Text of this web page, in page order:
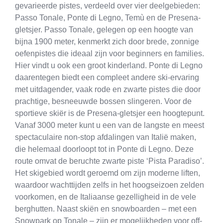
gevarieerde pistes, verdeeld over vier deelgebieden:
Passo Tonale, Ponte di Legno, Temù en de Presena-
gletsjer. Passo Tonale, gelegen op een hoogte van
bijna 1900 meter, kenmerkt zich door brede, zonnige
oefenpistes die ideaal zijn voor beginners en families.
Hier vindt u ook een groot kinderland. Ponte di Legno
daarentegen biedt een compleet andere ski-ervaring
met uitdagender, vaak rode en zwarte pistes die door
prachtige, besneeuwde bossen slingeren. Voor de
sportieve skiër is de Presena-gletsjer een hoogtepunt.
Vanaf 3000 meter kunt u een van de langste en meest
spectaculaire non-stop afdalingen van Italië maken,
die helemaal doorloopt tot in Ponte di Legno. Deze
route omvat de beruchte zwarte piste ‘Pista Paradiso’.
Het skigebied wordt geroemd om zijn moderne liften,
waardoor wachttijden zelfs in het hoogseizoen zelden
voorkomen, en de Italiaanse gezelligheid in de vele
berghutten. Naast skiën en snowboarden – met een
Snowpark op Tonale – zijn er mogelijkheden voor off-